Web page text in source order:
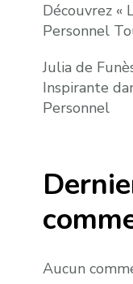
Découvrez «
Personnel
Julia de
Inspirante
Personnel
Aucun